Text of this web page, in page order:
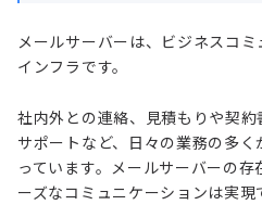
メールサーバーは、ビジネスコ
インフラです。
社内外との連絡、見積もりや契
サポートなど、日々の業務の多
っています。メールサーバーの
ーズなコミュニケーションは実現